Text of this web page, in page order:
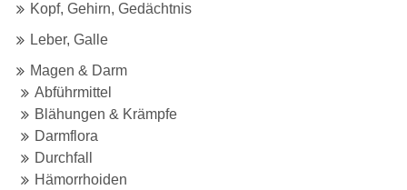
Kopf, Gehirn, Gedächtnis
Leber, Galle
Magen & Darm
Abführmittel
Blähungen & Krämpfe
Darmflora
Durchfall
Hämorrhoiden